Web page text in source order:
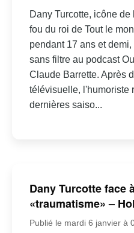
Dany Turcotte, icône
fou du roi de Tout le
pendant 17 ans et
sans filtre au podcast
Claude Barrette. Après
télévisuelle, l'humoriste
dernières saiso...
Dany Turcotte face
«traumatisme» –
Publié le mardi 6 janvier à